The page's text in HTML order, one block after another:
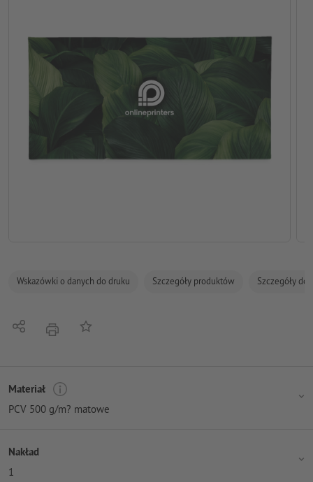
Wskazówki o danych do druku Szczegóły produktów Szczegóły
UdostępnijNacisnąćDo listy obserwowanych
Materiał
PCV 500 g/m? matowe
Nakład
1